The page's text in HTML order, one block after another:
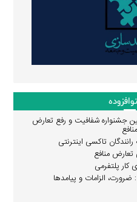
جشنواره شفافیت و رفع تعارض
منافع
تاکسی اینترنتی
منافع
کار پلتفرمی
الزامات و پیامدها